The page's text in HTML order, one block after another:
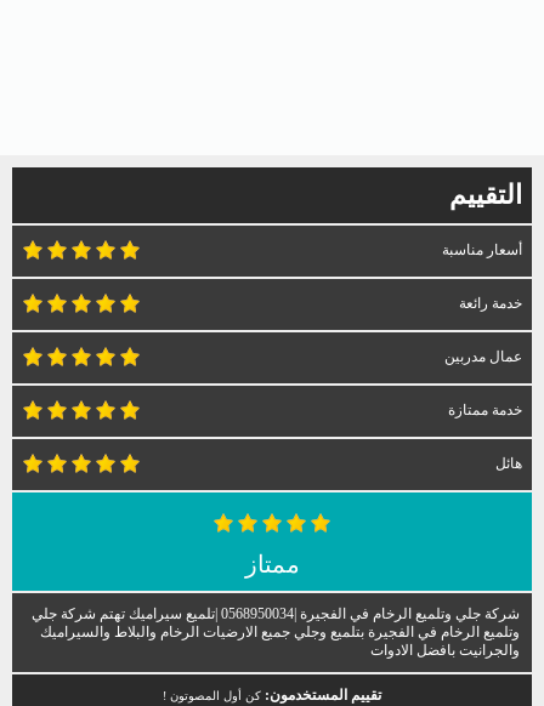
التقييم
أسعار مناسبة
خدمة رائعة
عمال مدربين
خدمة ممتازة
هائل
ممتاز
شركة جلي وتلميع الرخام في الفجيرة |0568950034 |تلميع سيراميك تهتم شركة جلي
وتلميع الرخام في الفجيرة بتلميع وجلي جميع الارضيات الرخام والبلاط والسيراميك
والجرانيت بافضل الادوات
تقييم المستخدمون: كن أول المصوتون !